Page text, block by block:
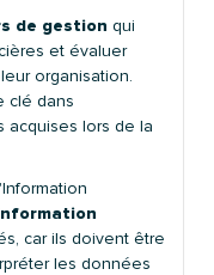
de gestion qui
et évaluer
organisation.
clé dans
acquises lors de la
car ils doivent être
les données